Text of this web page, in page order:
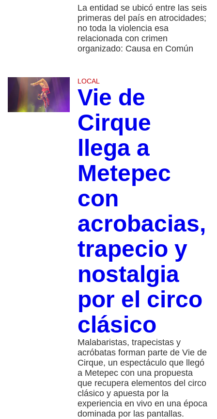
La entidad se ubicó entre las seis
primeras del país en atrocidades;
no toda la violencia esa
relacionada con crimen
organizado: Causa en Común
LOCAL
Vie de
Cirque
llega a
Metepec
con
acrobacias,
trapecio y
nostalgia
por el circo
clásico
Malabaristas, trapecistas y
acróbatas forman parte de Vie de
Cirque, un espectáculo que llegó
a Metepec con una propuesta
que recupera elementos del circo
clásico y apuesta por la
experiencia en vivo en una época
dominada por las pantallas.